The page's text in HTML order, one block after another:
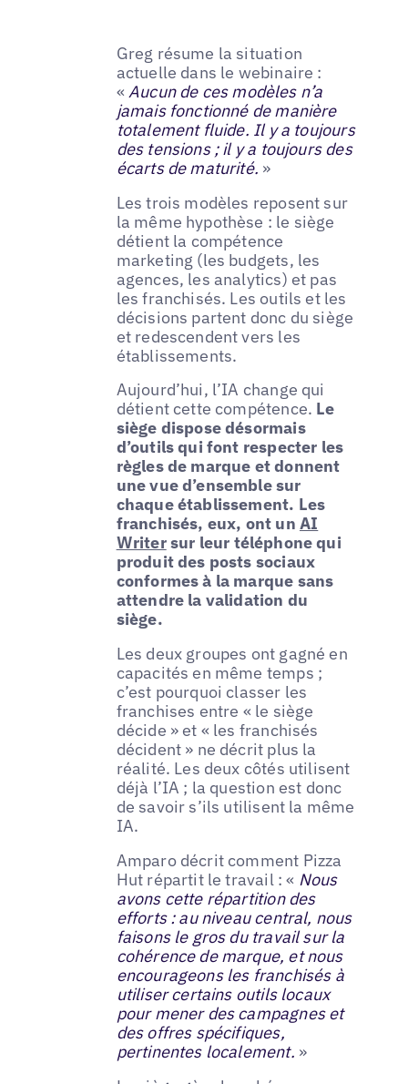
Greg résume la situation
actuelle dans le webinaire :
«Aucun de ces modèles n’a
jamais fonctionné de manière
totalement fluide. Il y a toujours
des tensions ; il y a toujours des
écarts de maturité. »
Les trois modèles reposent sur
la même hypothèse : le siège
détient la compétence
marketing (les budgets, les
agences, les analytics) et pas
les franchisés. Les outils et les
décisions partent donc du siège
et redescendent vers les
établissements.
Aujourd’hui, l’IA change qui
détient cette compétence. Le
siège dispose désormais
d’outils qui font respecter les
règles de marque et donnent
une vue d’ensemble sur
chaque établissement. Les
franchisés, eux, ont un AI
Writersur leur téléphone qui
produit des posts sociaux
conformes à la marque sans
attendre la validation du
siège.
Les deux groupes ont gagné en
capacités en même temps ;
c’est pourquoi classer les
franchises entre « le siège
décide » et « les franchisés
décident » ne décrit plus la
réalité. Les deux côtés utilisent
déjà l’IA ; la question est donc
de savoir s’ils utilisent la même
IA.
Amparo décrit comment Pizza
Hut répartit le travail : « Nous
avons cette répartition des
efforts : au niveau central, nous
faisons le gros du travail sur la
cohérence de marque, et nous
encourageons les franchisés à
utiliser certains outils locaux
pour mener des campagnes et
des offres spécifiques,
pertinentes localement. »